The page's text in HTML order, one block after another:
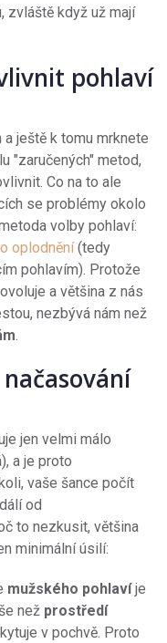
zvláště když už mají
pohlaví
ještě k tomu mrknete
"zaručených" metod,
Co na to ale
se problémy okolo
volby pohlaví:
oplodnění(tedy
pohlavím). Protože
a většina z nás
nezbývá nám než
.
jen velmi málo
a je proto
vaše šance počít
od
to nezkusit, většina
minimální úsilí:
mužského pohlavíje
než prostředí
v pochvě. Proto